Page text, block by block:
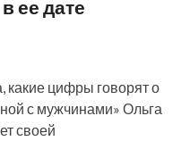
ее дате
какие цифры говорят о
с мужчинами» Ольга
своей